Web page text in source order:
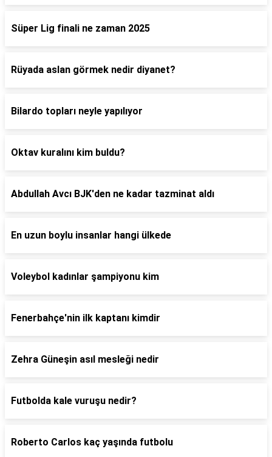
Süper Lig finali ne zaman 2025
Rüyada aslan görmek nedir diyanet?
Bilardo topları neyle yapılıyor
Oktav kuralını kim buldu?
Abdullah Avcı BJK'den ne kadar tazminat aldı
En uzun boylu insanlar hangi ülkede
Voleybol kadınlar şampiyonu kim
Fenerbahçe'nin ilk kaptanı kimdir
Zehra Güneşin asıl mesleği nedir
Futbolda kale vuruşu nedir?
Roberto Carlos kaç yaşında futbolu